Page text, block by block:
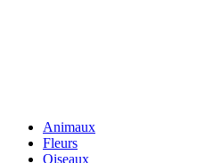
Animaux
Fleurs
Oiseaux